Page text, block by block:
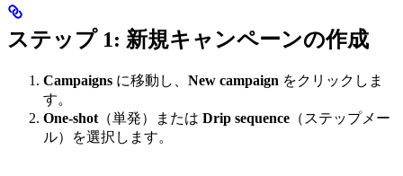
ステップ 1: 新規キャンペーンの作成
Campaigns に移動し、 New campaign をクリックしま
す。
One-shot （単発）または Drip sequence （ステップメー
ル）を選択します。